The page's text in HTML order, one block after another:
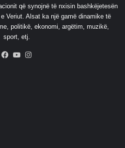
që synojnë të nxisin bashkëjetesën
Veriut. Alsat ka një gamë dinamike të
politikë, ekonomi, argëtim, muzikë,
sport, etj.
Facebook
YouTube